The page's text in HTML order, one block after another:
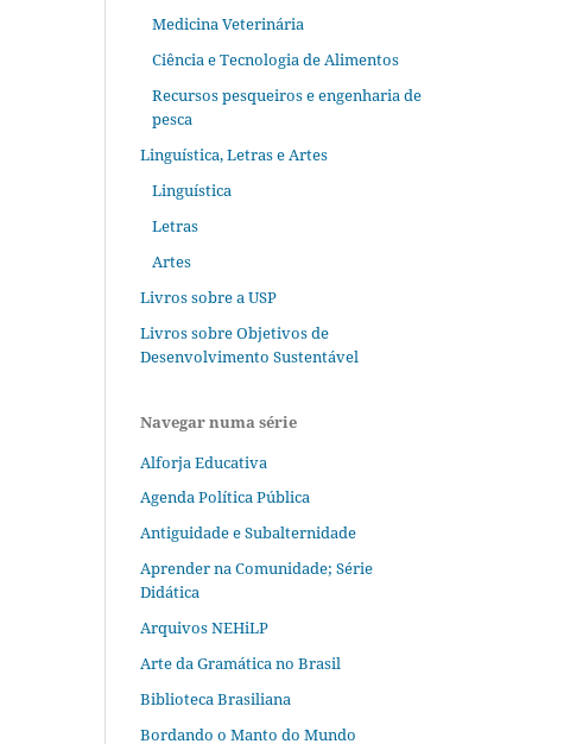
Medicina Veterinária
Ciência e Tecnologia de Alimentos
Recursos pesqueiros e engenharia de
pesca
Linguística, Letras e Artes
Linguística
Letras
Artes
Livros sobre a USP
Livros sobre Objetivos de
Desenvolvimento Sustentável
Navegar numa série
Alforja Educativa
Agenda Política Pública
Antiguidade e Subalternidade
Aprender na Comunidade; Série
Didática
Arquivos NEHiLP
Arte da Gramática no Brasil
Biblioteca Brasiliana
Bordando o Manto do Mundo